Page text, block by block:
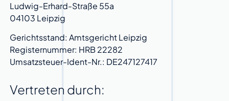
Ludwig-Erhard-Straße 55a
04103 Leipzig
Gerichtsstand: Amtsgericht Leipzig
Registernummer: HRB 22282
Umsatzsteuer-Ident-Nr.: DE247127417
Vertreten durch: